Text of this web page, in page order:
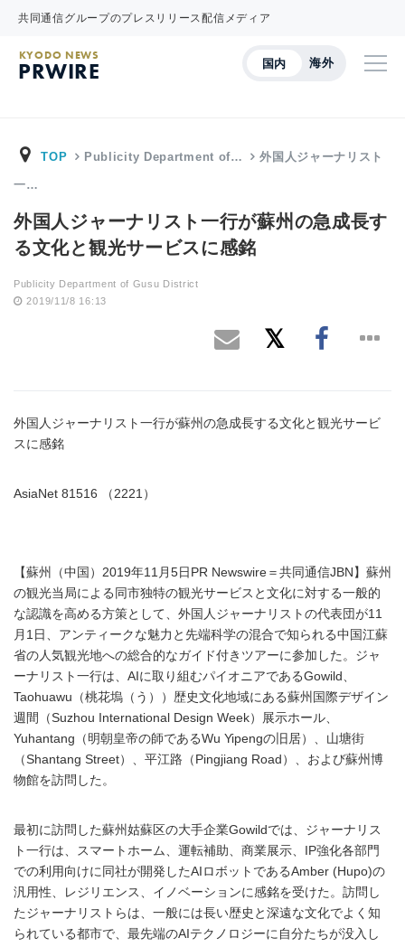
共同通信グループのプレスリリース配信メディア
国内 海外
KYODO NEWS
PRWIRE
TOP Publicity Department of… 外国人ジャーナリスト
一…
外国人ジャーナリスト一行が蘇州の急成長す
る文化と観光サービスに感銘
Publicity Department of Gusu District
2019/11/8 16:13
外国人ジャーナリスト一行が蘇州の急成長する文化と観光サービ
スに感銘
AsiaNet 81516 （2221）
【蘇州（中国）2019年11月5日PR Newswire＝共同通信JBN】蘇州
の観光当局による同市独特の観光サービスと文化に対する一般的
な認識を高める方策として、外国人ジャーナリストの代表団が11
月1日、アンティークな魅力と先端科学の混合で知られる中国江蘇
省の人気観光地への総合的なガイド付きツアーに参加した。ジャ
ーナリスト一行は、AIに取り組むパイオニアであるGowild、
Taohuawu（桃花塢（う））歴史文化地域にある蘇州国際デザイン
週間（Suzhou International Design Week）展示ホール、
Yuhantang（明朝皇帝の師であるWu Yipengの旧居）、山塘街
（Shantang Street）、平江路（Pingjiang Road）、および蘇州博
物館を訪問した。
最初に訪問した蘇州姑蘇区の大手企業Gowildでは、ジャーナリス
ト一行は、スマートホーム、運転補助、商業展示、IP強化各部門
での利用向けに同社が開発したAIロボットであるAmber (Hupo)の
汎用性、レジリエンス、イノベーションに感銘を受けた。訪問し
たジャーナリストらは、一般には長い歴史と深遠な文化でよく知
られている都市で、最先端のAIテクノロジーに自分たちが没入し